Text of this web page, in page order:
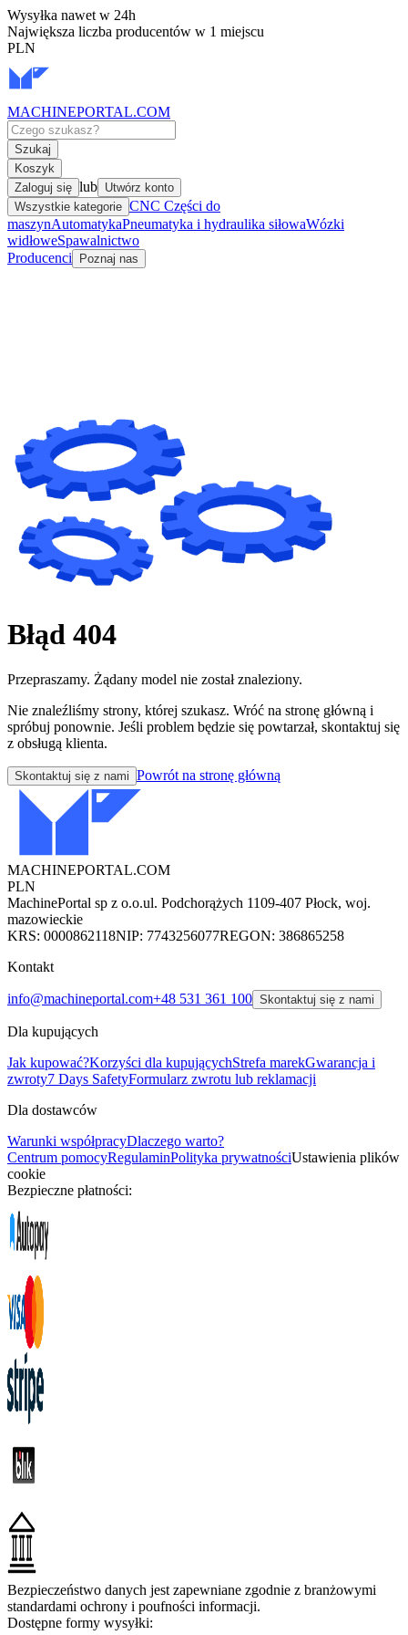
Wysyłka nawet w 24h
Największa liczba producentów w 1 miejscu
PLN
MACHINEPORTAL.COM
Szukaj
Koszyk
Zaloguj się lub Utwórz konto
Wszystkie kategorie CNC Części do
maszynAutomatykaPneumatyka i hydraulika siłowaWózki
widłoweSpawalnictwo
Producenci
Poznaj nas
Błąd 404
Przepraszamy. Żądany model nie został znaleziony.
Nie znaleźliśmy strony, której szukasz. Wróć na stronę główną i
spróbuj ponownie. Jeśli problem będzie się powtarzał, skontaktuj się
z obsługą klienta.
Skontaktuj się z nami Powrót na stronę główną
MACHINEPORTAL.COM
PLN
MachinePortal sp z o.o.ul. Podchorążych 1109-407 Płock, woj.
mazowieckie
KRS: 0000862118NIP: 7743256077REGON: 386865258
Kontakt
info@machineportal.com+48 531 361 100 Skontaktuj się z nami
Dla kupujących
Jak kupować?Korzyści dla kupującychStrefa marekGwarancja i
zwroty7 Days SafetyFormularz zwrotu lub reklamacji
Dla dostawców
Warunki współpracyDlaczego warto?
Centrum pomocyRegulaminPolityka prywatnościUstawienia plików
cookie
Bezpieczne płatności:
Bezpieczeństwo danych jest zapewniane zgodnie z branżowymi
standardami ochrony i poufności informacji.
Dostępne formy wysyłki: